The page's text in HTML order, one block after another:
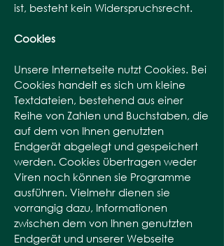
ist, besteht kein Widerspruchsrecht.
Cookies
Unsere Internetseite nutzt Cookies. Bei
Cookies handelt es sich um kleine
Textdateien, bestehend aus einer
Reihe von Zahlen und Buchstaben, die
auf dem von Ihnen genutzten
Endgerät abgelegt und gespeichert
werden. Cookies übertragen weder
Viren noch können sie Programme
ausführen. Vielmehr dienen sie
vorrangig dazu, Informationen
zwischen dem von Ihnen genutzten
Endgerät und unserer Webseite